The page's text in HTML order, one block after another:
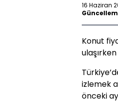
16 Haziran
Konut
izlemek
önceki